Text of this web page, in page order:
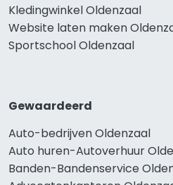
Kledingwinkel Oldenzaal
Website laten maken
Sportschool Oldenzaal
Gewaardeerd
Auto-bedrijven Oldenzaal
Auto huren-Autoverhuur
Banden-Bandenservice